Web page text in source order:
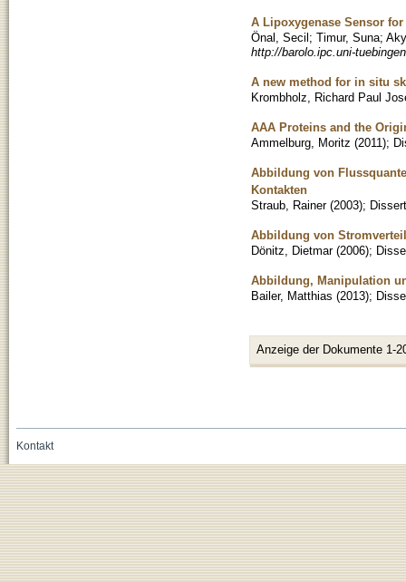
A Lipoxygenase Sensor
Önal, Secil; Timur, Suna;
http://barolo.ipc.uni-
A new method for in situ
Krombholz, Richard Paul
AAA Proteins and the
Ammelburg, Moritz (2011);
Abbildung von
Kontakten
Straub, Rainer (2003);
Abbildung von
Dönitz, Dietmar (2006);
Abbildung, Manipulation
Bailer, Matthias (2013);
Anzeige der Dokumente 1-
Kontakt